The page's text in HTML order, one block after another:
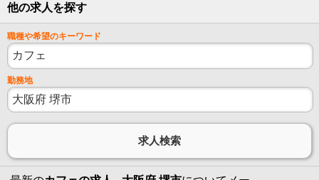
他の求人を探す
職種や希望のキーワード
勤務地